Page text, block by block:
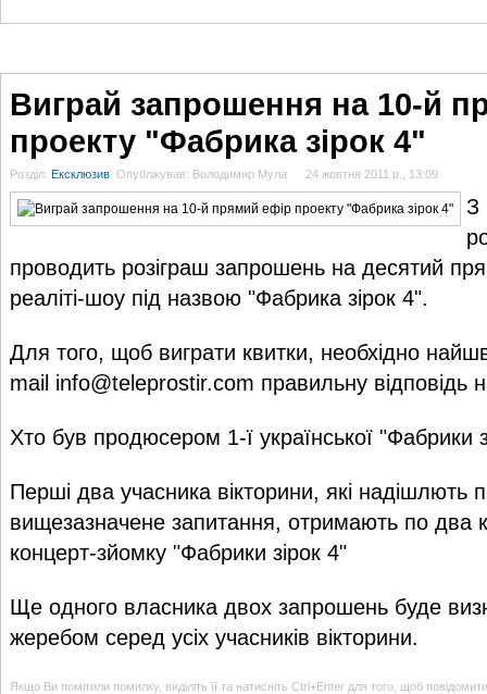
Виграй запрошення на 10-й
проекту "Фабрика зірок 4"
Розділ: Ексклюзив Опублікував: Володимир Мула 24 жовтня 2011 р., 13:09
З
проводить розіграш запрошень на десятий
реаліті-шоу під назвою "Фабрика зірок 4".
Для того, щоб виграти квитки, необхідно
mail info@teleprostir.com правильну відповідь
Хто був продюсером 1-ї української "Фабрики
Перші два учасника вікторини, які надішлють
вищезазначене запитання, отримають по два
концерт-зйомку "Фабрики зірок 4"
Ще одного власника двох запрошень буде
жеребом серед усіх учасників вікторини.
Якщо Ви помітили помилку, виділіть її та натисніть Ctrl+Enter для того, щоб